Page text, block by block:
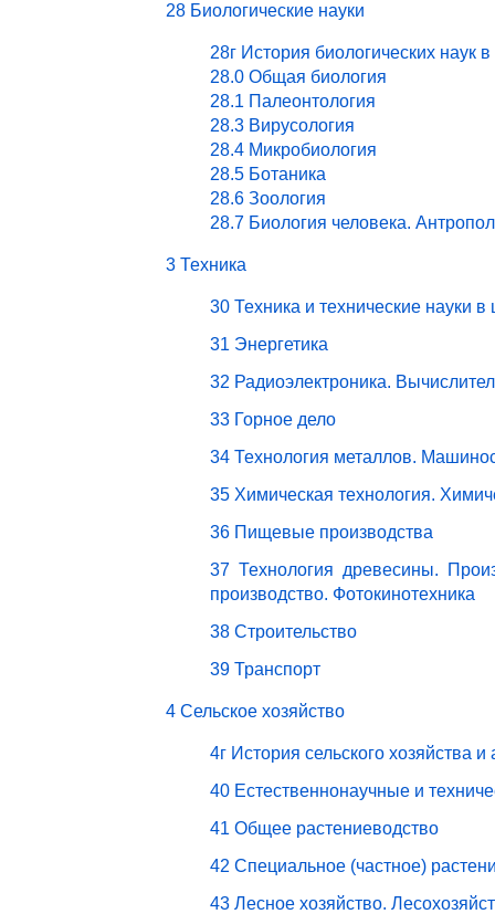
28 Биологические науки
28г История биологических наук
28.0 Общая биология
28.1 Палеонтология
28.3 Вирусология
28.4 Микробиология
28.5 Ботаника
28.6 Зоология
28.7 Биология человека.
3 Техника
30 Техника и технические науки в
31 Энергетика
32 Радиоэлектроника.
33 Горное дело
34 Технология металлов.
35 Химическая технология.
36 Пищевые производства
37 Технология древесины.
производство. Фотокинотехника
38 Строительство
39 Транспорт
4 Сельское хозяйство
4г История сельского хозяйства
40 Естественнонаучные и
41 Общее растениеводство
42 Специальное (частное)
43 Лесное хозяйство.